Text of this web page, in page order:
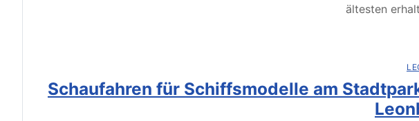
ältesten
Schaufahren für Schiffsmodelle am